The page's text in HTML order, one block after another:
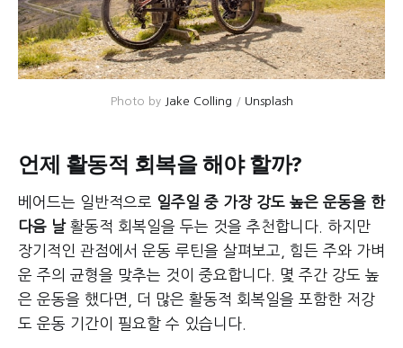
Photo by Jake Colling / Unsplash
언제 활동적 회복을 해야 할까?
베어드는 일반적으로 일주일 중 가장 강도 높은 운동을 한
다음 날활동적 회복일을 두는 것을 추천합니다. 하지만
장기적인 관점에서 운동 루틴을 살펴보고, 힘든 주와 가벼
운 주의 균형을 맞추는 것이 중요합니다. 몇 주간 강도 높
은 운동을 했다면, 더 많은 활동적 회복일을 포함한 저강
도 운동 기간이 필요할 수 있습니다.